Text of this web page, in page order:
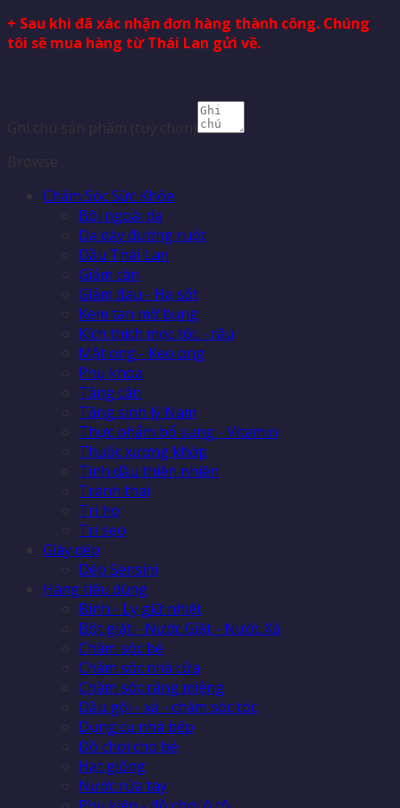
+ Sau khi đã xác nhận đơn hàng thành công. Chúng
tôi sẽ mua hàng từ Thái Lan gửi về.
Chăm Sóc Sức Khỏe
Bôi ngoài da
Dạ dày đường ruột
Dầu Thái Lan
Giảm cân
Giảm đau - Hạ sốt
Kem tan mỡ bụng
Kích thích mọc tóc - râu
Mật ong - Keo ong
Phụ khoa
Tăng cân
Tăng sinh lý Nam
Thực phẩm bổ sung - Vitamin
Thuốc xương khớp
Tinh dầu thiên nhiên
Tránh thai
Trị ho
Trị sẹo
Giày dép
Dép Sensini
Hàng tiêu dùng
Bình - Ly giữ nhiệt
Bột giặt - Nước Giặt - Nước Xả
Chăm sóc bé
Chăm sóc nhà cửa
Chăm sóc răng miệng
Dầu gội - xả - chăm sóc tóc
Dụng cụ nhà bếp
Đồ chơi cho bé
Hạt giống
Nước rửa tay